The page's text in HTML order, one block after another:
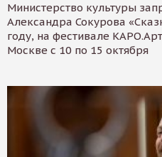
Министерство культуры
Александра Сокурова
году, на фестивале
Москве с 10 по 15 октября